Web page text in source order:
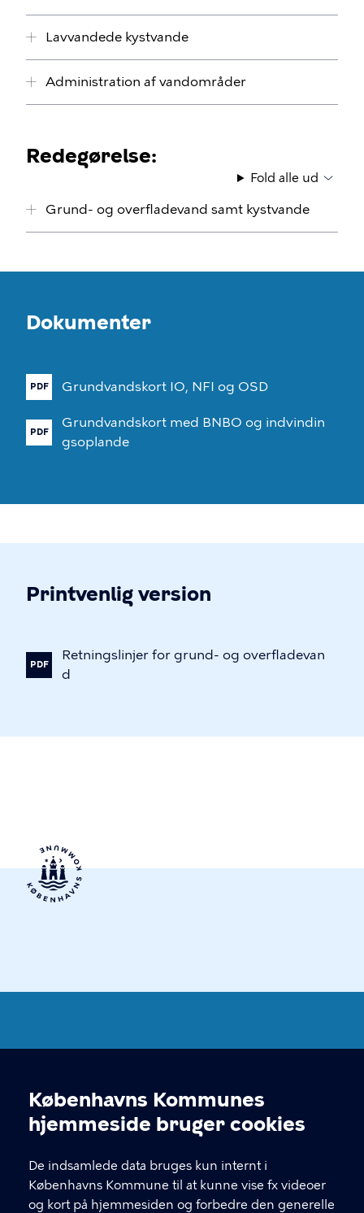
Cookieindstillinger
Københavns Kommunes
hjemmeside bruger cookies
De indsamlede data bruges kun internt i
Københavns Kommune til at kunne vise fx videoer
og kort på hjemmesiden og forbedre den generelle
Lavvandede kystvande
Administration af vandområder
Redegørelse:
Fold alle ud
Grund- og overfladevand samt kystvande
Dokumenter
PDF Grundvandskort IO, NFI og OSD
PDF
Grundvandskort med BNBO og indvindin
gsoplande
Printvenlig version
PDF
Retningslinjer for grund- og overfladevan
d
Københavns Kommuneplan
Center for Byudvikling, Økonomiforvaltningen,
Københavns Rådhus 3. sal, 1550 København V